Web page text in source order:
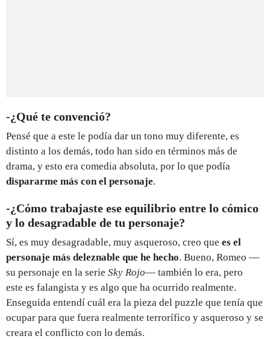
-¿Qué te convenció?
Pensé que a este le podía dar un tono muy diferente, es
distinto a los demás, todo han sido en términos más de
drama, y esto era comedia absoluta, por lo que podía
dispararme más con el personaje.
-¿Cómo trabajaste ese equilibrio entre lo cómico
y lo desagradable de tu personaje?
Sí, es muy desagradable, muy asqueroso, creo que es el
personaje más deleznable que he hecho. Bueno, Romeo —
su personaje en la serie Sky Rojo— también lo era, pero
este es falangista y es algo que ha ocurrido realmente.
Enseguida entendí cuál era la pieza del puzzle que tenía que
ocupar para que fuera realmente terrorífico y asqueroso y se
creara el conflicto con lo demás.